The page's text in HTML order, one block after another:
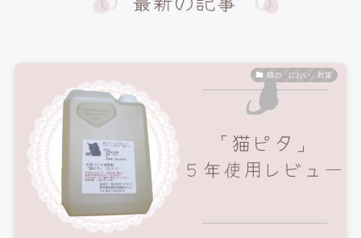
猫の「におい」対策